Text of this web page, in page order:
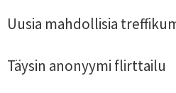
Uusia mahdollisia
Täysin anonyymi flirttailu